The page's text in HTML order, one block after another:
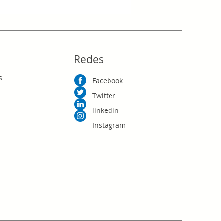
Redes
Facebook
Twitter
linkedin
Instagram